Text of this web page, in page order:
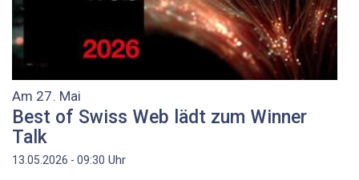
Am 27. Mai
Best of Swiss Web lädt zum Winner
Talk
13.05.2026 - 09:30 Uhr